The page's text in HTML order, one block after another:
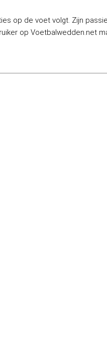
op de voet volgt. Zijn
op Voetbalwedden.net